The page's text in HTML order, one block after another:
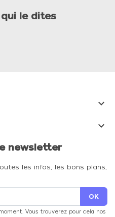
le dites


newsletter
les infos, les bons plans,
Vous trouverez pour cela nos